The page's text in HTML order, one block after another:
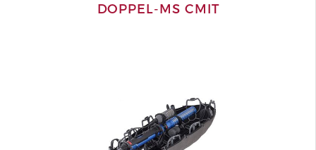
DOPPEL-MS CMIT